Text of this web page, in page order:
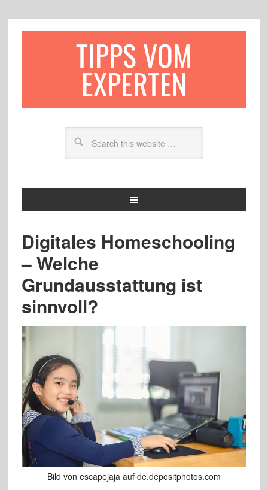
TIPPS VOM
EXPERTEN
Digitales Homeschooling
– Welche
Grundausstattung ist
sinnvoll?
Bild von escapejaja auf de.depositphotos.com